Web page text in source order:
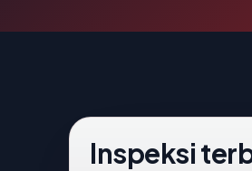
Inspeksi